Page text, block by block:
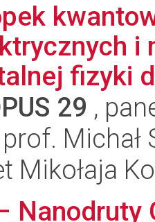
i
fizyki
29 ,
Michał
Mikołaja
Nanodruty